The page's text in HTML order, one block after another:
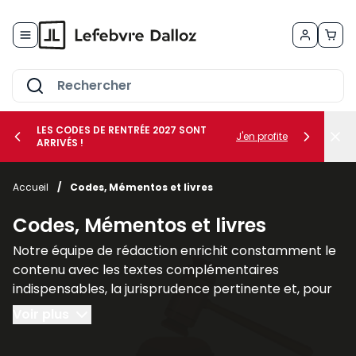
le sous-menu Vos métiers
le sous-menu Vos besoins
LES CODES DE RENTRÉE 2027 SONT
ARRIVÉS !
J'en profite
Accueil / Codes, Mémentos et livres
Codes, Mémentos et livres
Notre équipe de rédaction enrichit constamment le
contenu avec les textes complémentaires
indispensables, la jurisprudence pertinente et, pour
un nombre croissant de titres, des commentaires
explicatifs.